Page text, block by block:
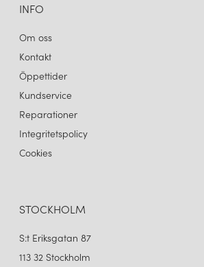
INFO
Om oss
Kontakt
Öppettider
Kundservice
Reparationer
Integritetspolicy
Cookies
STOCKHOLM
S:t Eriksgatan 87
113 32 Stockholm